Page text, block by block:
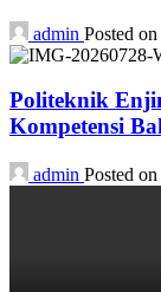
admin Posted
Politeknik
Kompetensi
admin Posted